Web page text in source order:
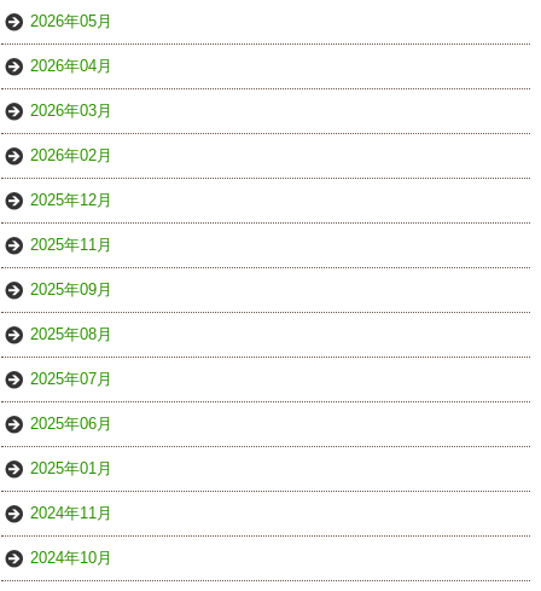
2026年05月
2026年04月
2026年03月
2026年02月
2025年12月
2025年11月
2025年09月
2025年08月
2025年07月
2025年06月
2025年01月
2024年11月
2024年10月